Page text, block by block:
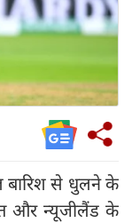
बारिश से धुलने के
और न्यूजीलैंड के